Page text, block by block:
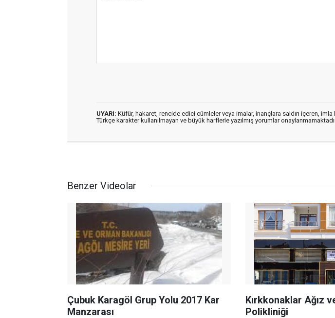
UYARI: Küfür, hakaret, rencide edici cümleler veya imalar, inançlara saldırı içeren, imla
Türkçe karakter kullanılmayan ve büyük harflerle yazılmış yorumlar
Benzer Videolar
Çubuk Karagöl Grup Yolu 2017 Kar
Manzarası
Kırkkonaklar Ağız
Polikliniği